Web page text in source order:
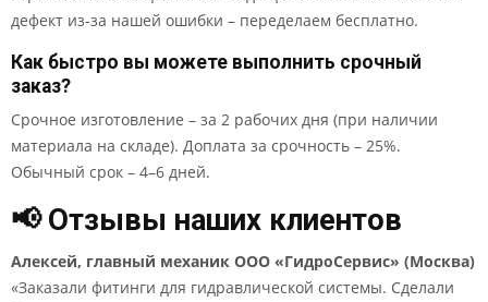
дефект из-за нашей ошибки – переделаем бесплатно.
Как быстро вы можете выполнить срочный
заказ?
Срочное изготовление – за 2 рабочих дня (при наличии
материала на складе). Доплата за срочность – 25%.
Обычный срок – 4–6 дней.
📢 Отзывы наших клиентов
Алексей, главный механик ООО «ГидроСервис» (Москва)
«Заказали фитинги для гидравлической системы. Сделали